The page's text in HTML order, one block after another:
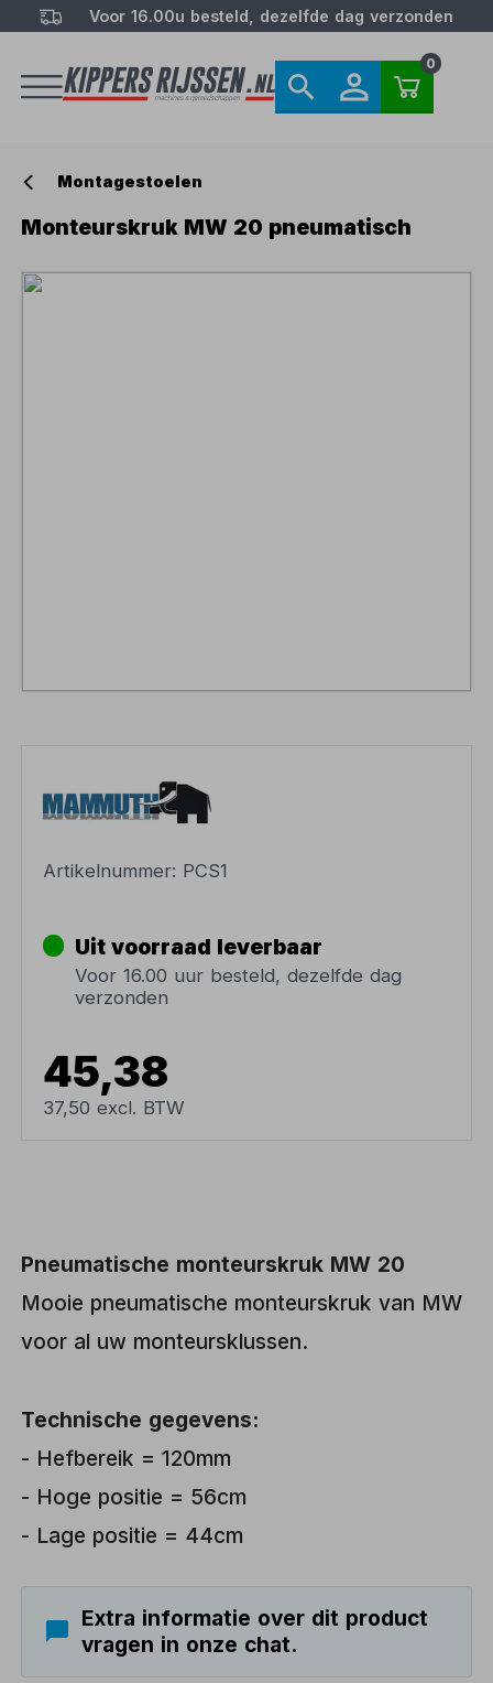
Voor 16.00u besteld, dezelfde dag verzonden
0
Montagestoelen
Monteurskruk MW 20 pneumatisch
Artikelnummer: PCS1
Uit voorraad leverbaar
Voor 16.00 uur besteld, dezelfde dag
verzonden
45,38
37,50 excl. BTW
Pneumatische monteurskruk MW 20
Mooie pneumatische monteurskruk van MW
voor al uw monteursklussen.
Technische gegevens:
- Hefbereik = 120mm
- Hoge positie = 56cm
- Lage positie = 44cm
Extra informatie over dit product
vragen in onze chat.